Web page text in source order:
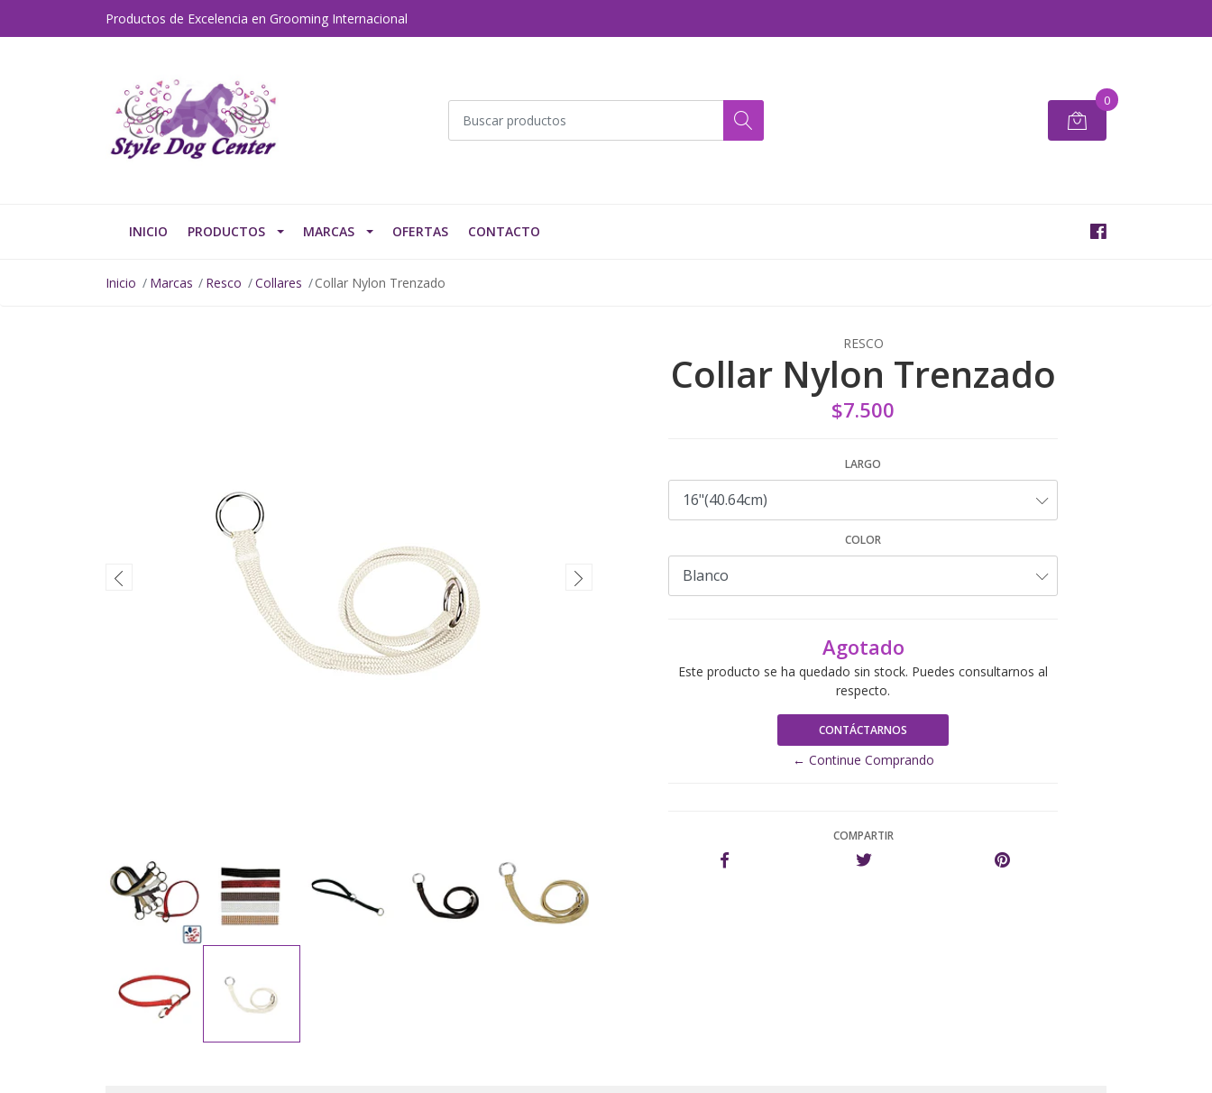
Productos de Excelencia en Grooming Internacional
0
INICIO PRODUCTOS MARCAS OFERTAS CONTACTO
Inicio Marcas Resco Collares Collar Nylon Trenzado
RESCO
Collar Nylon Trenzado
$7.500
LARGO
COLOR
Agotado
Este producto se ha quedado sin stock. Puedes consultarnos al
respecto.
CONTÁCTARNOS
← Continue Comprando
COMPARTIR